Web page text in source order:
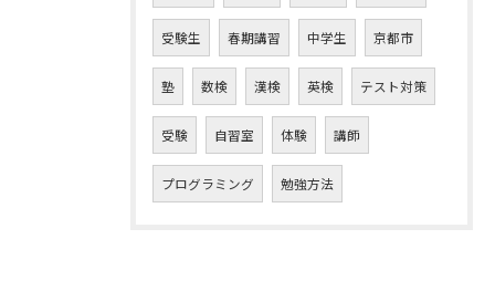
受験生 春期講習 中学生 京都市
塾 数検 漢検 英検 テスト対策
受験 自習室 体験 講師
プログラミング 勉強方法